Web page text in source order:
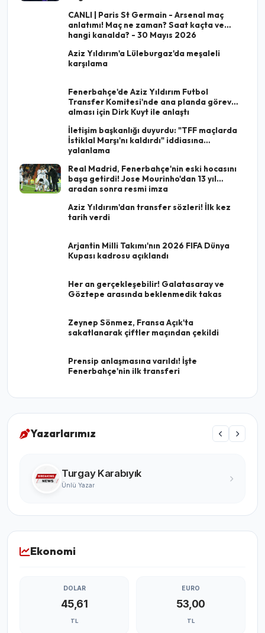
CANLI | Paris St Germain - Arsenal maç
anlatımı! Maç ne zaman? Saat kaçta ve
hangi kanalda? - 30 Mayıs 2026
Aziz Yıldırım'a Lüleburgaz'da meşaleli
karşılama
Fenerbahçe'de Aziz Yıldırım Futbol
Transfer Komitesi'nde ana planda görev
alması için Dirk Kuyt ile anlaştı
İletişim başkanlığı duyurdu: "TFF maçlarda
İstiklal Marşı'nı kaldırdı" iddiasına
yalanlama
Real Madrid, Fenerbahçe'nin eski hocasını
başa getirdi! Jose Mourinho'dan 13 yıl
aradan sonra resmi imza
Aziz Yıldırım'dan transfer sözleri! İlk kez
tarih verdi
Arjantin Milli Takımı'nın 2026 FIFA Dünya
Kupası kadrosu açıklandı
Her an gerçekleşebilir! Galatasaray ve
Göztepe arasında beklenmedik takas
Zeynep Sönmez, Fransa Açık'ta
sakatlanarak çiftler maçından çekildi
Prensip anlaşmasına varıldı! İşte
Fenerbahçe'nin ilk transferi
Yazarlarımız
Turgay Karabıyık
Ünlü Yazar
Ekonomi
DOLAR
45,61
TL
EURO
53,00
TL